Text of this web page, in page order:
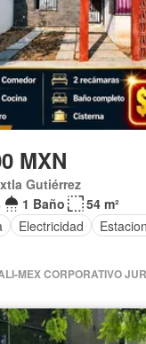
MXN
Gutiérrez
1 Baño
54 m²
Electricidad
MEX CORPORATIVO